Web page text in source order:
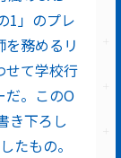
1」のプレ
務めるリ
せて学校行
だ。このO
き下ろし
たもの。